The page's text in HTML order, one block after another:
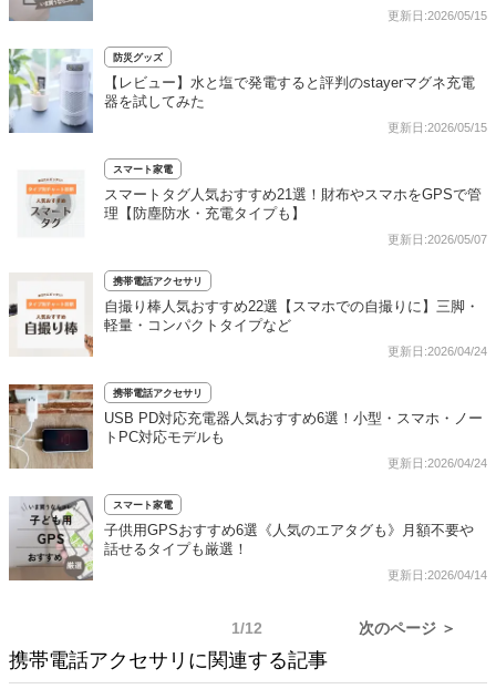
更新日:2026/05/15
防災グッズ
【レビュー】水と塩で発電すると評判のstayerマグネ充電
器を試してみた
更新日:2026/05/15
スマート家電
スマートタグ人気おすすめ21選！財布やスマホをGPSで管
理【防塵防水・充電タイプも】
更新日:2026/05/07
携帯電話アクセサリ
自撮り棒人気おすすめ22選【スマホでの自撮りに】三脚・
軽量・コンパクトタイプなど
更新日:2026/04/24
携帯電話アクセサリ
USB PD対応充電器人気おすすめ6選！小型・スマホ・ノー
トPC対応モデルも
更新日:2026/04/24
スマート家電
子供用GPSおすすめ6選《人気のエアタグも》月額不要や
話せるタイプも厳選！
更新日:2026/04/14
1/12 次のページ ＞
携帯電話アクセサリに関連する記事